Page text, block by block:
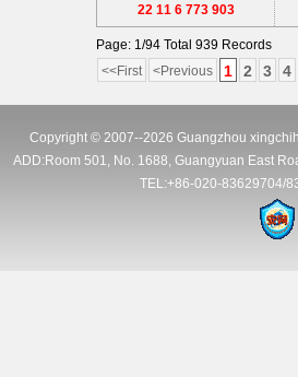
22 11 6 773 903
Page: 1/94 Total 939 Records
<<First
<Previous 1 2 3 4
Copyright © 2007--2026 Guangzhou
ADD:Room 501, No. 1688, Guangyuan East
TEL:+86-020-83629704/